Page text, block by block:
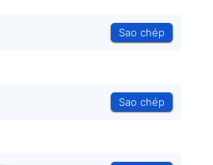
Sao chép
Sao chép